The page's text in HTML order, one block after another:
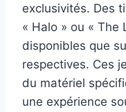
exclusivités. Des
« Halo » ou «
disponibles que
respectives. Ces
du matériel
une expérience